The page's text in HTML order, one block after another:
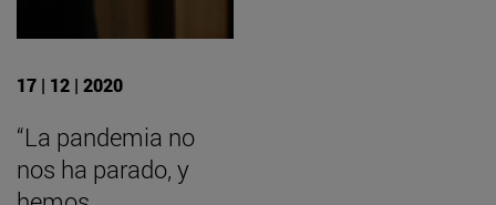
17 | 12 | 2020
“La pandemia no
nos ha parado, y